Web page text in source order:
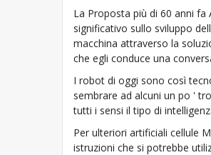
La Proposta più di 60 anni
significativo sullo sviluppo
macchina attraverso la
che egli conduce una
I robot di oggi sono così
sembrare ad alcuni un po '
tutti i sensi il tipo di
Per ulteriori artificiali cellule
istruzioni che si potrebbe